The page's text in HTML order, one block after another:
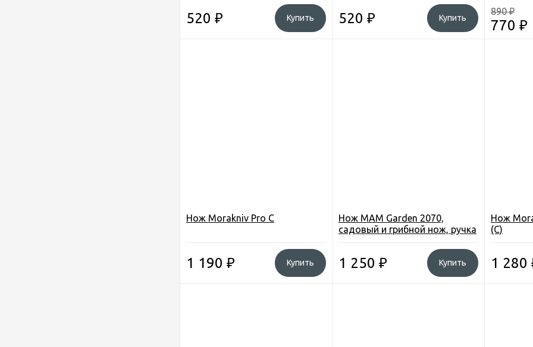
520 ₽ Купить 520 ₽ Купить
890₽
770 ₽
Нож Morakniv Pro C
1 190 ₽ Купить
Нож MAM Garden 2070,
садовый и грибной нож, ручка
1 250 ₽ Купить
Нож
(C)
1 280